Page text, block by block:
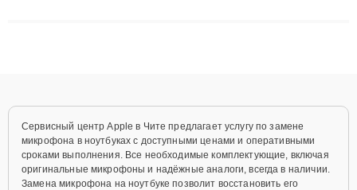
Сервисный центр Apple в Чите предлагает услугу по замене
микрофона в ноутбуках с доступными ценами и оперативными
сроками выполнения. Все необходимые комплектующие, включая
оригинальные микрофоны и надёжные аналоги, всегда в наличии.
Замена микрофона на ноутбуке позволит восстановить его